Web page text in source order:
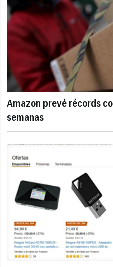
Amazon prevé récords
semanas